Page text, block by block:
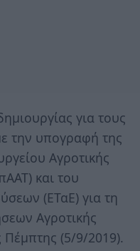
για τους
την υπογραφή της
Αγροτικής
και του
(ΕΤαΕ) για τη
Αγροτικής
Πέμπτης (5/9/2019).